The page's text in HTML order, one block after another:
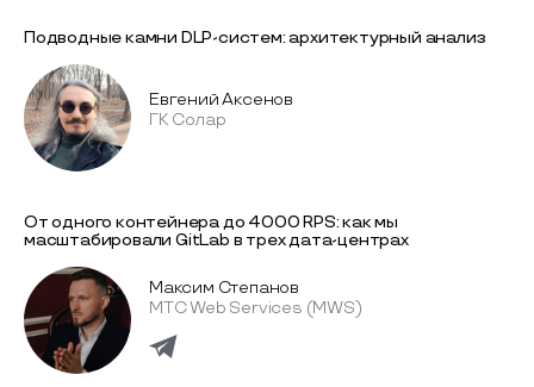
Подводные камни DLP-систем: архитектурный анализ
Евгений Аксенов
ГК Солар
От одного контейнера до 4000 RPS: как мы
масштабировали GitLab в трех дата-центрах
Максим Степанов
МТС Web Services (MWS)